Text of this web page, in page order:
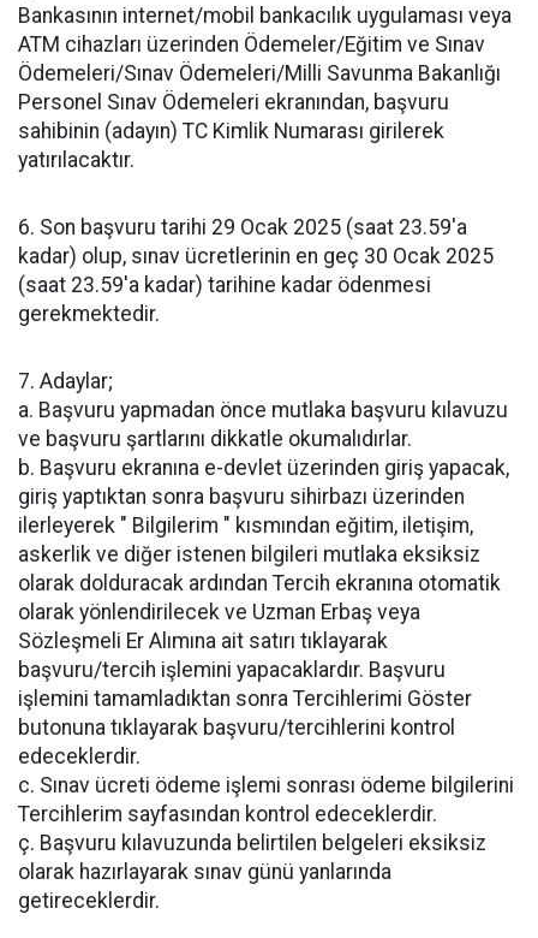
Bankasının internet/mobil bankacılık uygulaması veya
ATM cihazları üzerinden Ödemeler/Eğitim ve Sınav
Ödemeleri/Sınav Ödemeleri/Milli Savunma Bakanlığı
Personel Sınav Ödemeleri ekranından, başvuru
sahibinin (adayın) TC Kimlik Numarası girilerek
yatırılacaktır.
6. Son başvuru tarihi 29 Ocak 2025 (saat 23.59'a
kadar) olup, sınav ücretlerinin en geç 30 Ocak 2025
(saat 23.59'a kadar) tarihine kadar ödenmesi
gerekmektedir.
7. Adaylar;
a. Başvuru yapmadan önce mutlaka başvuru kılavuzu
ve başvuru şartlarını dikkatle okumalıdırlar.
b. Başvuru ekranına e-devlet üzerinden giriş yapacak,
giriş yaptıktan sonra başvuru sihirbazı üzerinden
ilerleyerek " Bilgilerim " kısmından eğitim, iletişim,
askerlik ve diğer istenen bilgileri mutlaka eksiksiz
olarak dolduracak ardından Tercih ekranına otomatik
olarak yönlendirilecek ve Uzman Erbaş veya
Sözleşmeli Er Alımına ait satırı tıklayarak
başvuru/tercih işlemini yapacaklardır. Başvuru
işlemini tamamladıktan sonra Tercihlerimi Göster
butonuna tıklayarak başvuru/tercihlerini kontrol
edeceklerdir.
c. Sınav ücreti ödeme işlemi sonrası ödeme bilgilerini
Tercihlerim sayfasından kontrol edeceklerdir.
ç. Başvuru kılavuzunda belirtilen belgeleri eksiksiz
olarak hazırlayarak sınav günü yanlarında
getireceklerdir.